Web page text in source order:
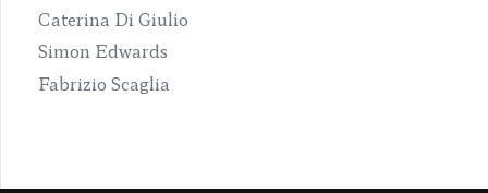
Caterina Di Giulio
Simon Edwards
Fabrizio Scaglia